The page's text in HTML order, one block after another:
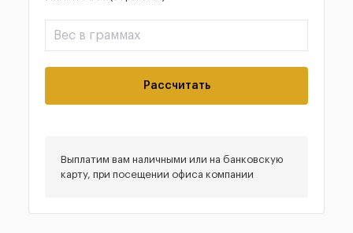
Рассчитать
Выплатим вам наличными или на банковскую
карту, при посещении офиса компании